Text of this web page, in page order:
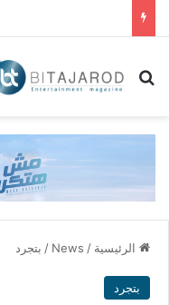
بحث عن
الرئيسية /
News
/ بتجرد
بتجرد